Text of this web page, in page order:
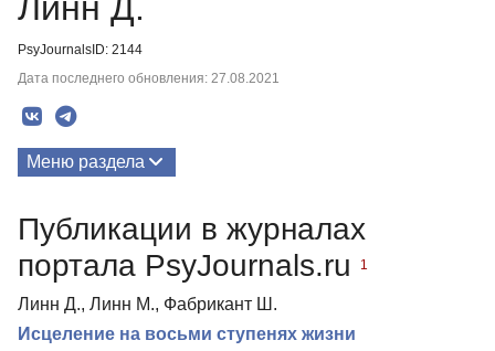
PsyJournalsID: 2144
Дата последнего обновления: 27.08.2021
Меню раздела
Публикации в журналах
портала PsyJournals.ru
1
Линн Д., Линн М., Фабрикант Ш.
Исцеление на восьми ступенях жизни